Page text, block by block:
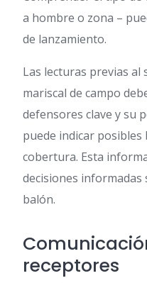
a hombre o zona –
de lanzamiento.
Las lecturas previas al
mariscal de campo
defensores clave y su
puede indicar posibles
cobertura. Esta
decisiones
balón.
receptores